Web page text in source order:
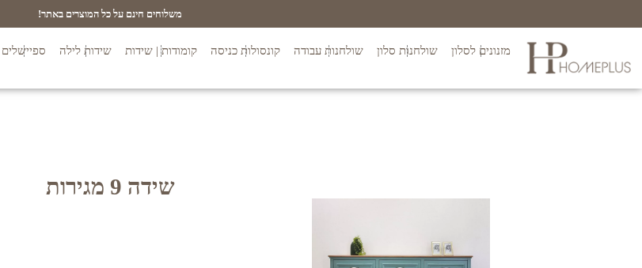
משלוחים חינם על כל המוצרים באתר!
מזנונים לסלון שולחנות סלון שולחנות עבודה קונסולות כניסה קומודות | שידות שידות לילה ספיישלים
שידה 9 מגירות